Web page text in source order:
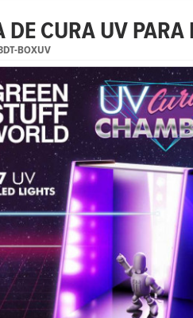
DE CURA UV PARA
BOXUV